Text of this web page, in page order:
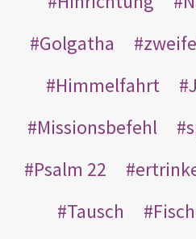
Golgatha
Himmelfahrt
Missionsbefehl
Psalm 22
Tausch